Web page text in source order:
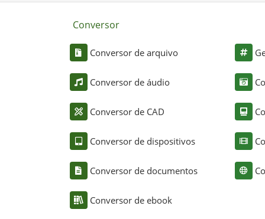
Conversor
Conversor de arquivo
Conversor de áudio
Conversor de CAD
Conversor de dispositivos
Conversor de documentos
Conversor de ebook